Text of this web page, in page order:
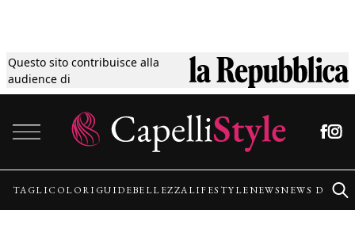
Questo sito contribuisce alla
audience di
Tagli
Colori
Guide
TAGLICOLORI GUIDEBELLEZZALIFESTYLENEWSNEWS